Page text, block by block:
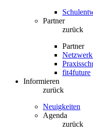
Partner
zurück
Partner
Netzwerk
fit4future
Informieren
zurück
Neuigkeiten
Agenda
zurück